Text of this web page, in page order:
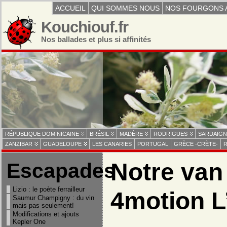
ACCUEIL QUI SOMMES NOUS NOS FOURGONS
Kouchiouf.fr
Nos ballades et plus si affinités
RÉPUBLIQUE DOMINICAINE BRÉSIL MADÈRE RODRIGUES
ZANZIBAR
GUADELOUPE LES CANARIES PORTUGAL GRÈCE -CRÈTE-
Escapades
Lizio : le poète ferrailleur
Saumur Champigny : du vin
mais pas seulement!
Modifications et ajouts
Kepler One
Notre van
4motion